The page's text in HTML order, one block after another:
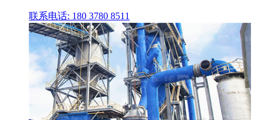
联系电话: 180 3780 8511